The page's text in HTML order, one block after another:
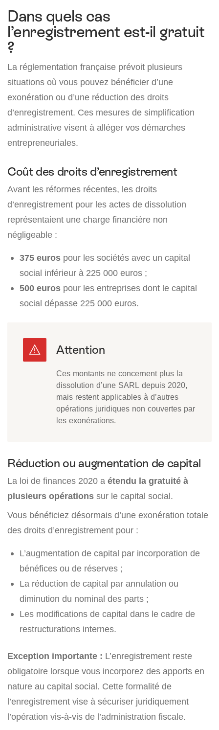
Dans quels cas
l’enregistrement est-il gratuit
?
La réglementation française prévoit plusieurs
situations où vous pouvez bénéficier d’une
exonération ou d’une réduction des droits
d’enregistrement. Ces mesures de simplification
administrative visent à alléger vos démarches
entrepreneuriales.
Coût des droits d’enregistrement
Avant les réformes récentes, les droits
d’enregistrement pour les actes de dissolution
représentaient une charge financière non
négligeable :
375 euros pour les sociétés avec un capital
social inférieur à 225 000 euros ;
500 euros pour les entreprises dont le capital
social dépasse 225 000 euros.
Ces montants ne concernent plus la
dissolution d’une SARL depuis 2020,
mais restent applicables à d’autres
opérations juridiques non couvertes par
les exonérations.
Réduction ou augmentation de capital
La loi de finances 2020 a étendu la gratuité à
plusieurs opérations sur le capital social.
Vous bénéficiez désormais d’une exonération totale
des droits d’enregistrement pour :
L’augmentation de capital par incorporation de
bénéfices ou de réserves ;
La réduction de capital par annulation ou
diminution du nominal des parts ;
Les modifications de capital dans le cadre de
restructurations internes.
Exception importante : L’enregistrement reste
obligatoire lorsque vous incorporez des apports en
nature au capital social. Cette formalité de
l’enregistrement vise à sécuriser juridiquement
l’opération vis-à-vis de l’administration fiscale.